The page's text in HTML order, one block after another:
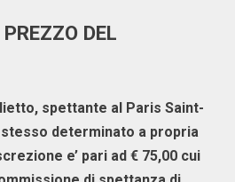
DEL
spettante al Paris Saint-
determinato a propria
e’ pari ad € 75,00 cui